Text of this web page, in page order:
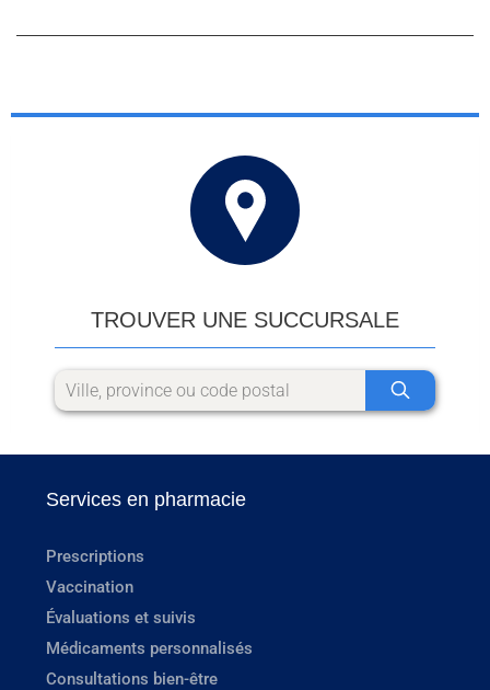
TROUVER UNE SUCCURSALE
Services en pharmacie
Prescriptions
Vaccination
Évaluations et suivis
Médicaments personnalisés
Consultations bien-être